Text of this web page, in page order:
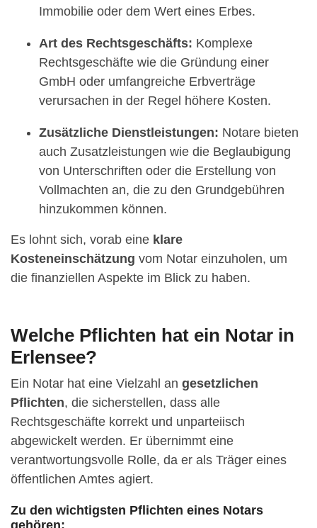
Immobilie oder dem Wert eines Erbes.
Art des Rechtsgeschäfts: Komplexe
Rechtsgeschäfte wie die Gründung einer
GmbH oder umfangreiche Erbverträge
verursachen in der Regel höhere Kosten.
Zusätzliche Dienstleistungen: Notare bieten
auch Zusatzleistungen wie die Beglaubigung
von Unterschriften oder die Erstellung von
Vollmachten an, die zu den Grundgebühren
hinzukommen können.
Es lohnt sich, vorab eine klare
Kosteneinschätzung vom Notar einzuholen, um
die finanziellen Aspekte im Blick zu haben.
Welche Pflichten hat ein Notar in
Erlensee?
Ein Notar hat eine Vielzahl an gesetzlichen
Pflichten, die sicherstellen, dass alle
Rechtsgeschäfte korrekt und unparteiisch
abgewickelt werden. Er übernimmt eine
verantwortungsvolle Rolle, da er als Träger eines
öffentlichen Amtes agiert.
Zu den wichtigsten Pflichten eines Notars
gehören: